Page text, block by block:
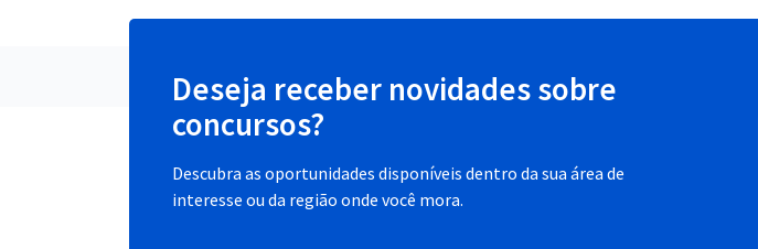
Deseja receber novidades sobre
concursos?
Descubra as oportunidades disponíveis dentro da sua área de
interesse ou da região onde você mora.